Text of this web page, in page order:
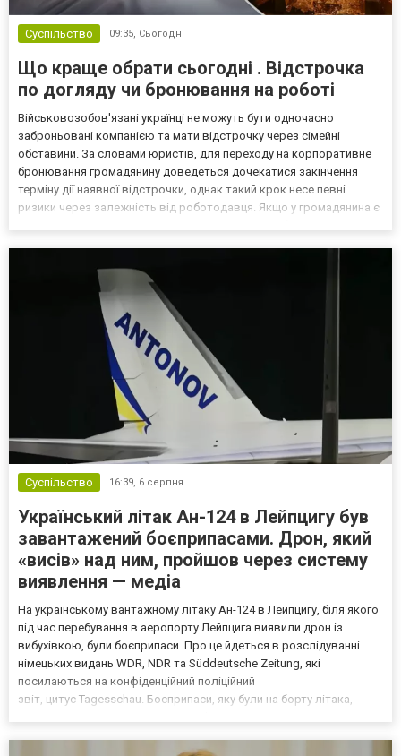
Суспільство 09:35, Сьогодні
Що краще обрати сьогодні . Відстрочка
по догляду чи бронювання на роботі
Військовозобов'язані українці не можуть бути одночасно
заброньовані компанією та мати відстрочку через сімейні
обставини. За словами юристів, для переходу на корпоративне
бронювання громадянину доведеться дочекатися закінчення
терміну дії наявної відстрочки, однак такий крок несе певні
ризики через залежність від роботодавця. Якщо у громадянина є
Суспільство 16:39, 6 серпня
Український літак Ан-124 в Лейпцигу був
завантажений боєприпасами. Дрон, який
«висів» над ним, пройшов через систему
виявлення — медіа
На українському вантажному літаку Ан-124 в Лейпцигу, біля якого
під час перебування в аеропорту Лейпцига виявили дрон із
вибухівкою, були боєприпаси. Про це йдеться в розслідуванні
німецьких видань WDR, NDR та Süddeutsche Zeitung, які
посилаються на конфіденційний поліційний
звіт, цитує Tagesschau. Боєприпаси, яку були на борту літака,